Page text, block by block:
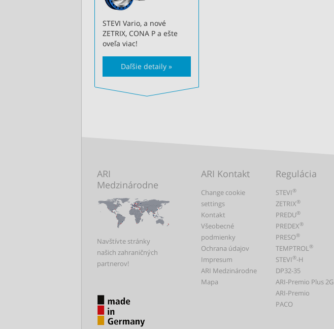
STEVI Vario, a nové
ZETRIX, CONA P a ešte
oveľa viac!
Daľšie detaily »
ARI
Medzinárodne
Navštívte stránky
našich zahraničných
partnerov!
ARI Kontakt
Change cookie
settings
Kontakt
Všeobecné
podmienky
Ochrana údajov
Impresum
ARI Medzinárodne
Mapa
Regulácia
STEVI®
ZETRIX®
PREDU®
PREDEX®
PRESO®
TEMPTROL®
STEVI®-H
DP32-35
ARI-Premio Plus 2G
ARI-Premio
PACO